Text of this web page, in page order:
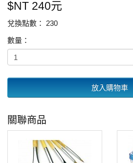
$NT 240元
兌換點數： 230
數量：
放入購物車
關聯商品